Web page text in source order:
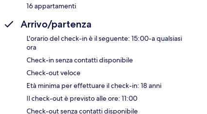
16 appartamenti
Arrivo/partenza
L'orario del check-in è il seguente: 15:00-a qualsiasi
ora
Check-in senza contatti disponibile
Check-out veloce
Età minima per effettuare il check-in: 18 anni
Il check-out è previsto alle ore: 11:00
Check-out senza contatti disponibile